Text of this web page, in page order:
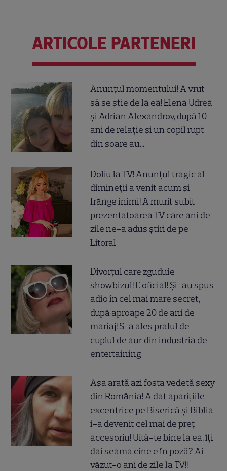
ARTICOLE PARTENERI
Anunțul momentului! A vrut
să se știe de la ea! Elena Udrea
și Adrian Alexandrov, după 10
ani de relație și un copil rupt
din soare au...
Doliu la TV! Anunțul tragic al
dimineții a venit acum și
frânge inimi! A murit subit
prezentatoarea TV care ani de
zile ne-a adus știri de pe
Litoral
Divorțul care zguduie
showbizul! E oficial! Și-au spus
adio în cel mai mare secret,
după aproape 20 de ani de
mariaj! S-a ales praful de
cuplul de aur din industria de
entertaining
Așa arată azi fosta vedetă sexy
din România! A dat aparițiile
excentrice pe Biserică și Biblia
i-a devenit cel mai de preț
accesoriu! Uită-te bine la ea, îți
dai seama cine e în poză? Ai
văzut-o ani de zile la TV!!